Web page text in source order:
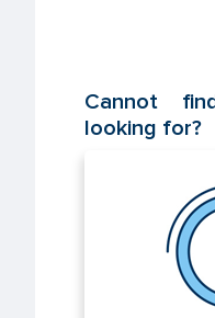
Cannot
looking for?